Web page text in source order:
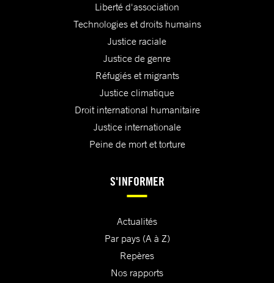
Liberté d'association
Technologies et droits humains
Justice raciale
Justice de genre
Réfugiés et migrants
Justice climatique
Droit international humanitaire
Justice internationale
Peine de mort et torture
S'INFORMER
Actualités
Par pays (A à Z)
Repères
Nos rapports